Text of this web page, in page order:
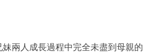
兩人成長過程中完全未盡到母親的